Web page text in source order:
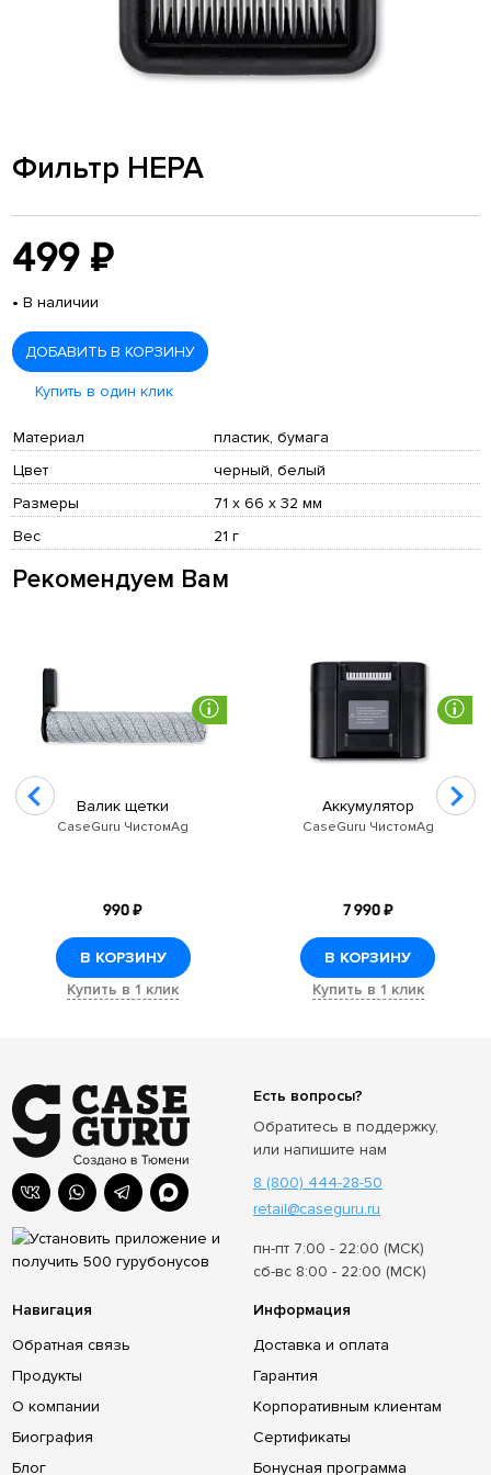
Фильтр HEPA
499 ₽
• В наличии
ДОБАВИТЬ В КОРЗИНУ
Купить в один клик
Материал
пластик, бумага
Цвет
черный, белый
Размеры
71 х 66 х 32 мм
Вес
21 г
Рекомендуем Вам
Валик щетки
CaseGuru ЧистомAg
990 ₽
В КОРЗИНУ
Купить в 1 клик
Аккумулятор
CaseGuru ЧистомAg
7 990 ₽
В КОРЗИНУ
Купить в 1 клик
Навигация
Обратная связь
Продукты
О компании
Биография
Блог
Информация
Доставка и оплата
Гарантия
Корпоративным клиентам
Сертификаты
Бонусная программа
Есть вопросы?
Обратитесь в поддержку,
или напишите нам
8 (800) 444-28-50
retail@caseguru.ru
пн-пт 7:00 - 22:00 (МСК)
сб-вс 8:00 - 22:00 (МСК)